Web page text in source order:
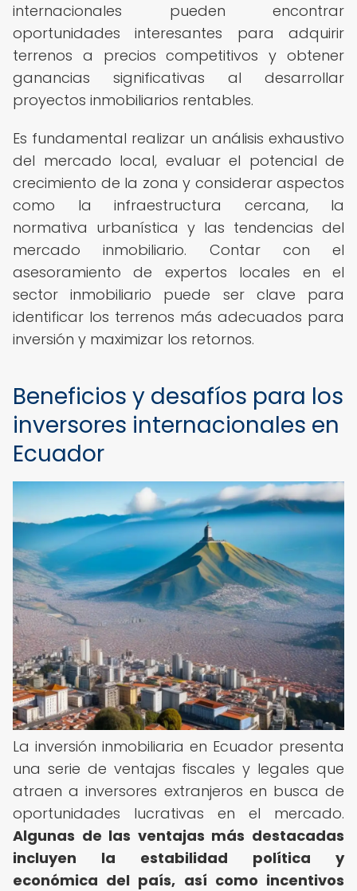
internacionales pueden encontrar
oportunidades interesantes para adquirir
terrenos a precios competitivos y obtener
ganancias significativas al desarrollar
proyectos inmobiliarios rentables.
Es fundamental realizar un análisis exhaustivo
del mercado local, evaluar el potencial de
crecimiento de la zona y considerar aspectos
como la infraestructura cercana, la
normativa urbanística y las tendencias del
mercado inmobiliario. Contar con el
asesoramiento de expertos locales en el
sector inmobiliario puede ser clave para
identificar los terrenos más adecuados para
inversión y maximizar los retornos.
Beneficios y desafíos para los
inversores internacionales en
Ecuador
La inversión inmobiliaria en Ecuador presenta
una serie de ventajas fiscales y legales que
atraen a inversores extranjeros en busca de
oportunidades lucrativas en el mercado.
Algunas de las ventajas más destacadas
incluyen la estabilidad política y
económica del país, así como incentivos